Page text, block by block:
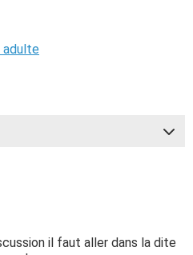
adulte
il faut aller dans la dite